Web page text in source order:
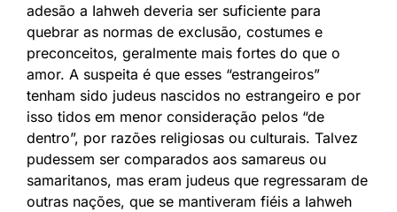
adesão a Iahweh deveria ser suficiente para
quebrar as normas de exclusão, costumes e
preconceitos, geralmente mais fortes do que o
amor. A suspeita é que esses “estrangeiros”
tenham sido judeus nascidos no estrangeiro e por
isso tidos em menor consideração pelos “de
dentro”, por razões religiosas ou culturais. Talvez
pudessem ser comparados aos samareus ou
samaritanos, mas eram judeus que regressaram de
outras nações, que se mantiveram fiéis a Iahweh